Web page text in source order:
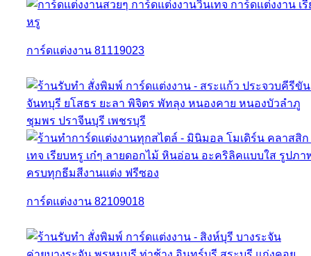
การ์ดแต่งงาน 81119023
การ์ดแต่งงาน 82109018